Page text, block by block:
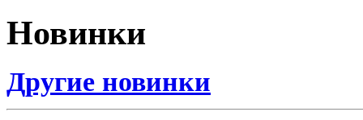
Новинки
Другие новинки